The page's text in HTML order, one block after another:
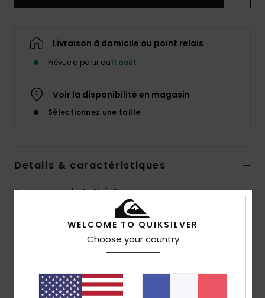
Livraison à domicile ou point relais
Prévue à partir du11 août
Voir la disponibilité en magasin
Sélectionnez une taille
Details & caractéristiques
Jean coupe skate Noir Femme
Code couleur
Caractéristiques
Coupe :mom fit
Délavage :bleu glacier et noir
WELCOME TO QUIKSILVER
Choose your country